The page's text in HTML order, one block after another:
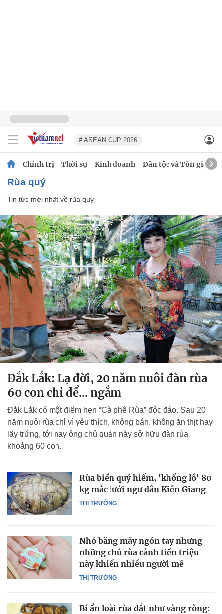
# ASEAN CUP 2026
Chính trị Thời sự Kinh doanh Dân tộc và Tôn giáo
rùa quý
Tin tức mới nhất về rùa quý
Đắk Lắk: Lạ đời, 20 năm nuôi đàn rùa
60 con chỉ để... ngắm
Đắk Lắk có một điểm hẹn “Cà phê Rùa” độc đáo. Sau 20
năm nuôi rùa chỉ vì yêu thích, không bán, không ăn thịt hay
lấy trứng, tới nay ông chủ quán này sở hữu đàn rùa
khoảng 60 con.
THỊ TRƯỜNG
Rùa biển quý hiếm, 'khổng lồ' 80
kg mắc lưới ngư dân Kiên Giang
THỊ TRƯỜNG
Nhỏ bằng mấy ngón tay nhưng
những chú rùa cảnh tiền triệu
này khiến nhiều người mê
Bí ẩn loài rùa đắt như vàng ròng: